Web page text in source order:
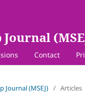
Contact
Journal (MSEJ) / Articles